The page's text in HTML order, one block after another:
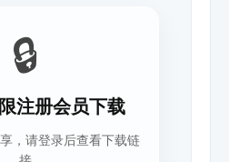
🔒
注册会员下载
，请登录后查看下载链